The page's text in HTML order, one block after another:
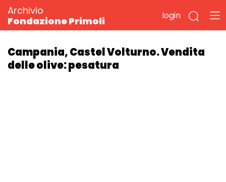
Archivio
Fondazione Primoli
login
Campania, Castel Volturno. Vendita
delle olive: pesatura